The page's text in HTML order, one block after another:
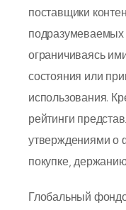
поставщики
подразумеваемых
ограничиваясь
состояния или
использования.
рейтинги
утверждениями о
покупке,
Глобальный